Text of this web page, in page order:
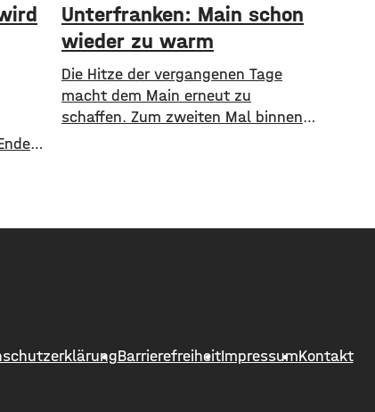
Unterfranken: Main schon
wieder zu warm
Die Hitze der vergangenen Tage
macht dem Main erneut zu
schaffen. Zum zweiten Mal binnen
mainabwärts die zweite von drei
BarrierefreiheitImpressumKontakt